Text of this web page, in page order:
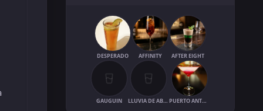
DESPERADO AFFINITY AFTER EIGHT
GAUGUIN LLUVIA DE ABRIL PUERTO ANTONIO